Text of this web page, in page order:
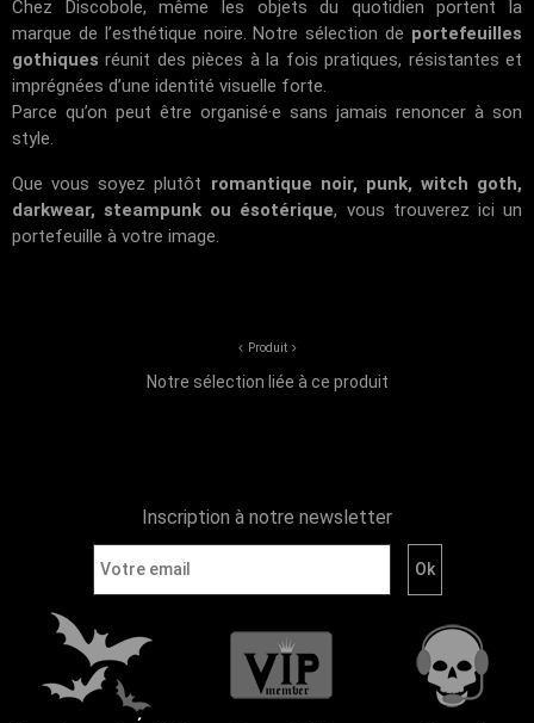
Chez Discobole, même les objets du quotidien portent la
marque de l’esthétique noire. Notre sélection de portefeuilles
gothiques réunit des pièces à la fois pratiques, résistantes et
imprégnées d’une identité visuelle forte.
Parce qu’on peut être organisé·e sans jamais renoncer à son
style.
Que vous soyez plutôt romantique noir, punk, witch goth,
darkwear, steampunk ou ésotérique, vous trouverez ici un
portefeuille à votre image.
Produit
Notre sélection liée à ce produit
Inscription à notre newsletter